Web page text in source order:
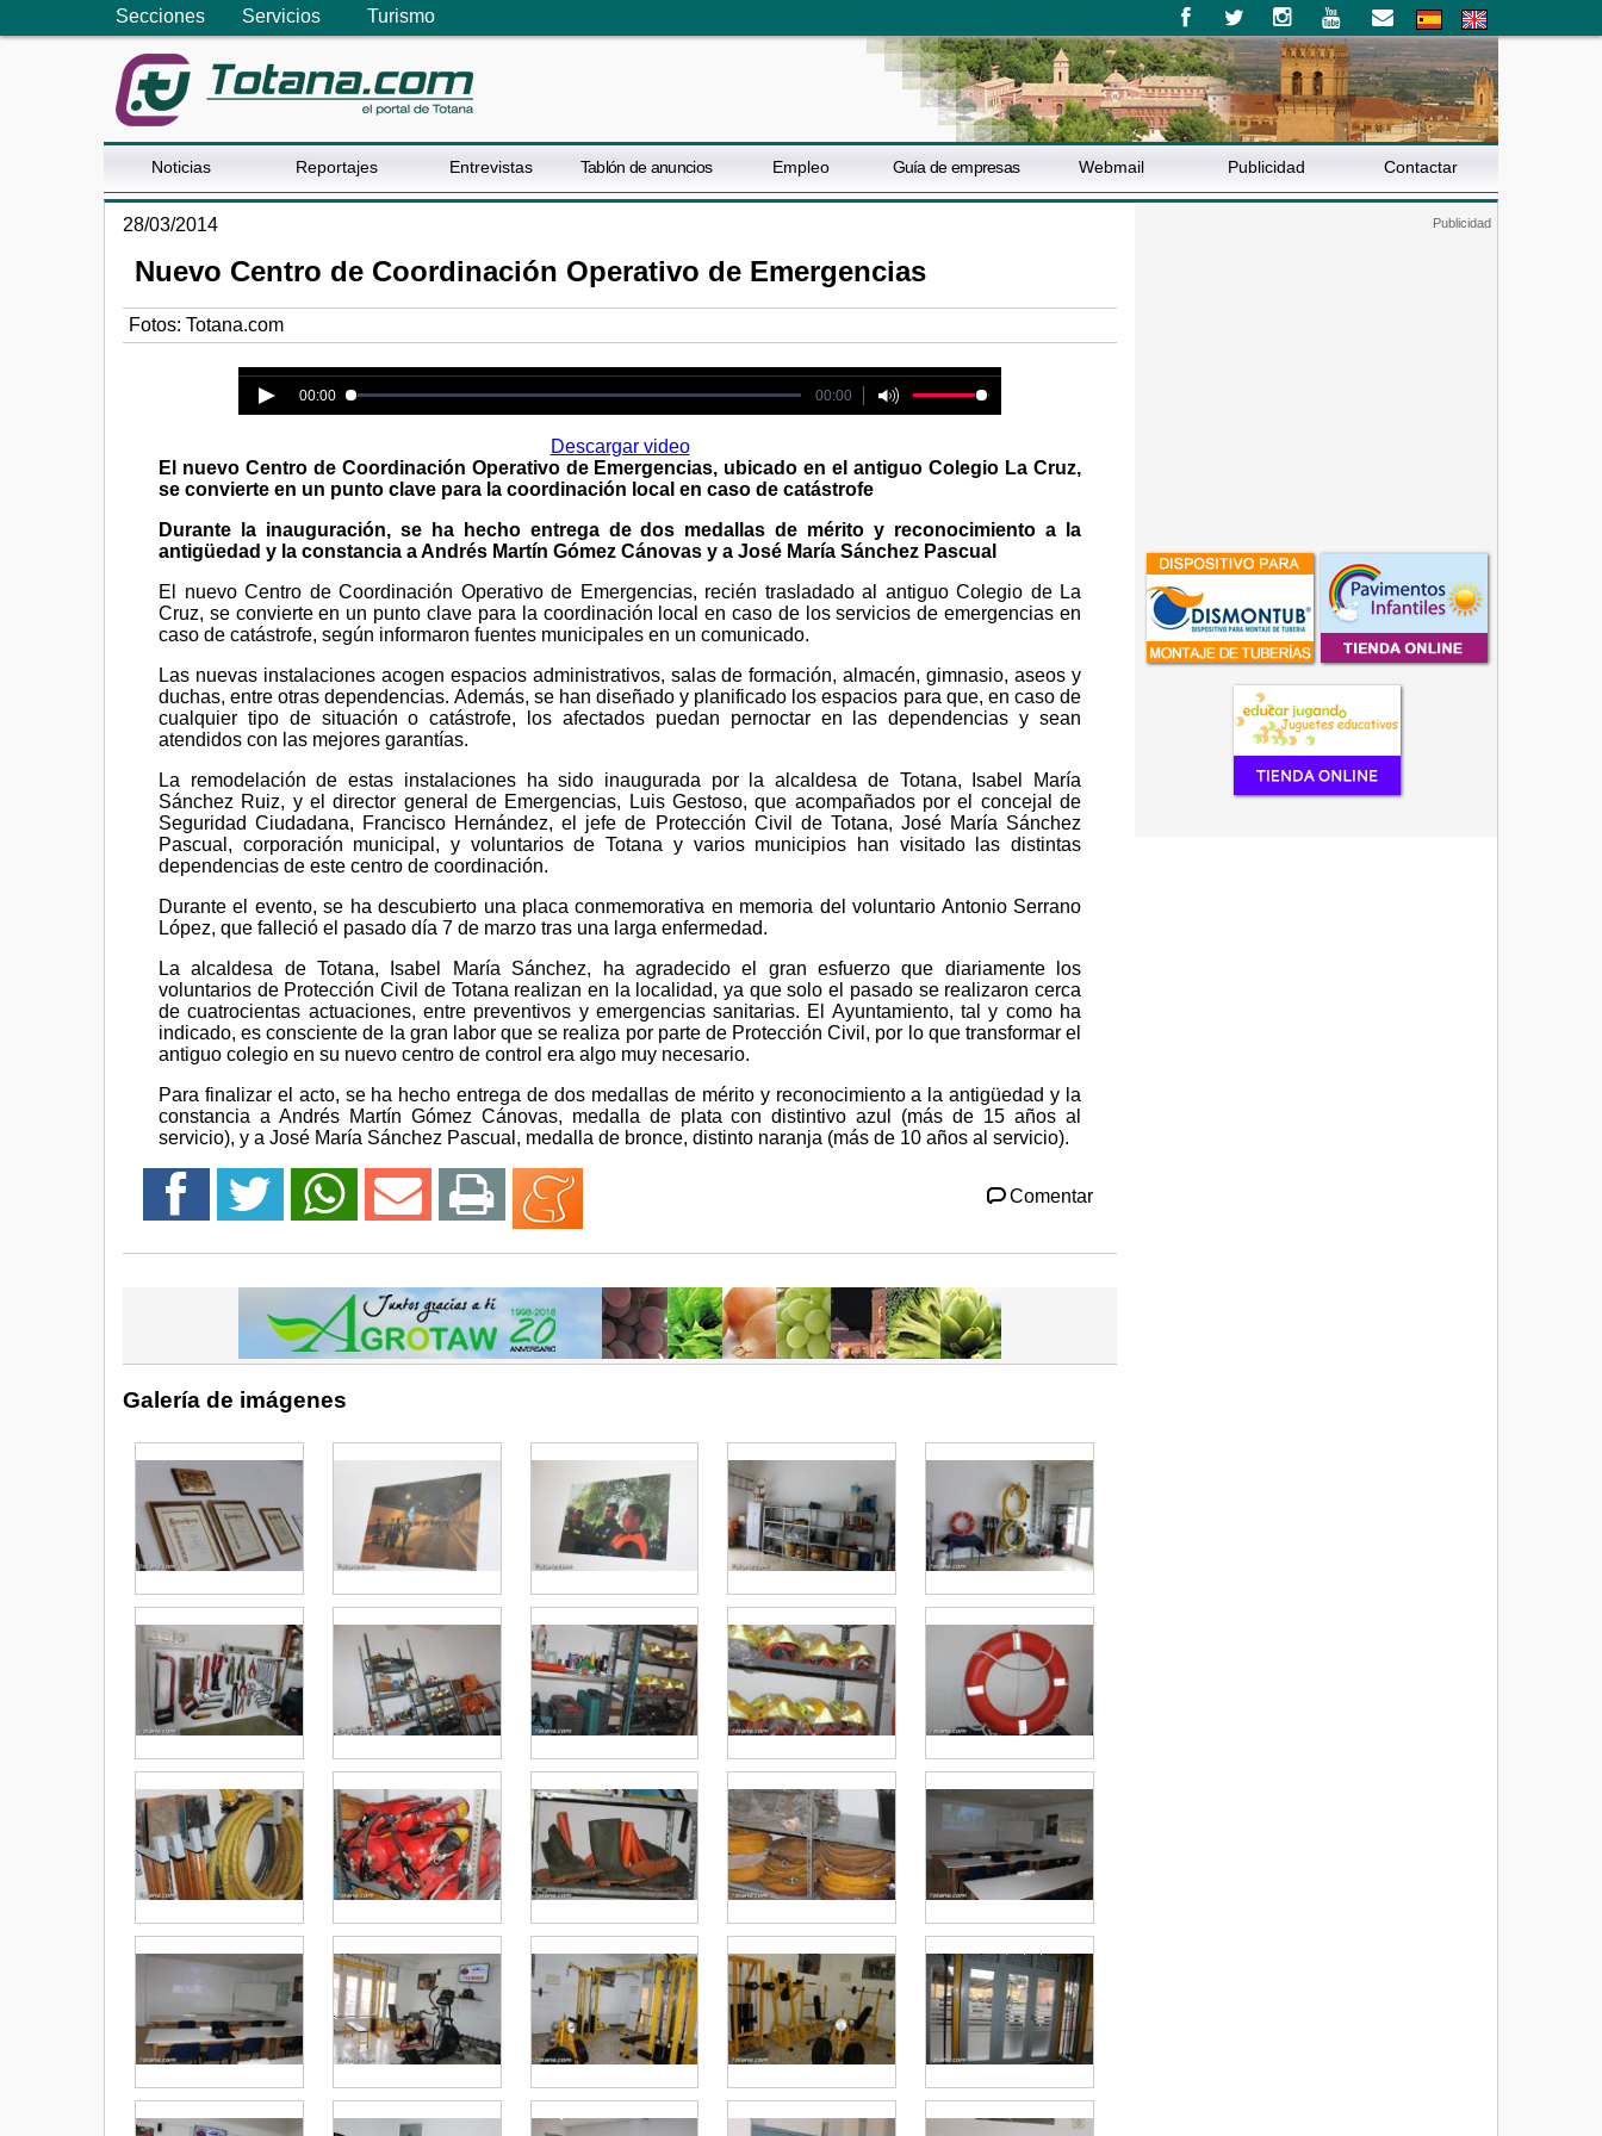
Secciones Servicios Turismo
Noticias Reportajes Entrevistas Tablón de anuncios Empleo Guía de empresas Webmail Publicidad Contactar
28/03/2014
Nuevo Centro de Coordinación Operativo de Emergencias
Fotos: Totana.com
Comentar
Error loading media: File could not be played
00:00 00:00
Descargar video
El nuevo Centro de Coordinación Operativo de Emergencias, ubicado en el antiguo Colegio La Cruz,
se convierte en un punto clave para la coordinación local en caso de catástrofe
Durante la inauguración, se ha hecho entrega de dos medallas de mérito y reconocimiento a la
antigüedad y la constancia a Andrés Martín Gómez Cánovas y a José María Sánchez Pascual
El nuevo Centro de Coordinación Operativo de Emergencias, recién trasladado al antiguo Colegio de La
Cruz, se convierte en un punto clave para la coordinación local en caso de los servicios de emergencias en
caso de catástrofe, según informaron fuentes municipales en un comunicado.
Las nuevas instalaciones acogen espacios administrativos, salas de formación, almacén, gimnasio, aseos y
duchas, entre otras dependencias. Además, se han diseñado y planificado los espacios para que, en caso de
cualquier tipo de situación o catástrofe, los afectados puedan pernoctar en las dependencias y sean
atendidos con las mejores garantías.
La remodelación de estas instalaciones ha sido inaugurada por la alcaldesa de Totana, Isabel María
Sánchez Ruiz, y el director general de Emergencias, Luis Gestoso, que acompañados por el concejal de
Seguridad Ciudadana, Francisco Hernández, el jefe de Protección Civil de Totana, José María Sánchez
Pascual, corporación municipal, y voluntarios de Totana y varios municipios han visitado las distintas
dependencias de este centro de coordinación.
Durante el evento, se ha descubierto una placa conmemorativa en memoria del voluntario Antonio Serrano
López, que falleció el pasado día 7 de marzo tras una larga enfermedad.
La alcaldesa de Totana, Isabel María Sánchez, ha agradecido el gran esfuerzo que diariamente los
voluntarios de Protección Civil de Totana realizan en la localidad, ya que solo el pasado se realizaron cerca
de cuatrocientas actuaciones, entre preventivos y emergencias sanitarias. El Ayuntamiento, tal y como ha
indicado, es consciente de la gran labor que se realiza por parte de Protección Civil, por lo que transformar el
antiguo colegio en su nuevo centro de control era algo muy necesario.
Para finalizar el acto, se ha hecho entrega de dos medallas de mérito y reconocimiento a la antigüedad y la
constancia a Andrés Martín Gómez Cánovas, medalla de plata con distintivo azul (más de 15 años al
servicio), y a José María Sánchez Pascual, medalla de bronce, distinto naranja (más de 10 años al servicio).
Galería de imágenes